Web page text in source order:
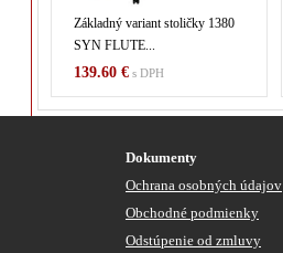
Základný variant stoličky 1380
SYN FLUTE...
139.60 €s DPH
Dokumenty
Ochrana osobných údajov
Obchodné podmienky
Odstúpenie od zmluvy